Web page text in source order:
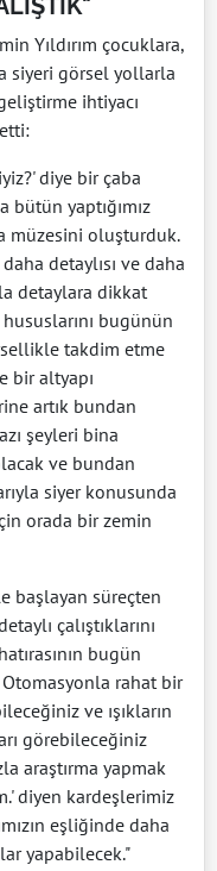
Yıldırım çocuklara,
siyeri görsel yollarla
ihtiyacı
diye bir çaba
bütün yaptığımız
müzesini oluşturduk.
detaylısı ve daha
detaylara dikkat
bugünün
takdim etme
bir altyapı
artık bundan
şeyleri bina
ve bundan
siyer konusunda
orada bir zemin
başlayan süreçten
çalıştıklarını
bugün
Otomasyonla rahat bir
ve ışıkların
görebileceğiniz
araştırma yapmak
diyen kardeşlerimiz
eşliğinde daha
yapabilecek."